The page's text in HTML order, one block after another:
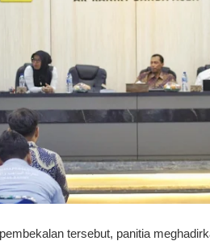
tersebut, panitia